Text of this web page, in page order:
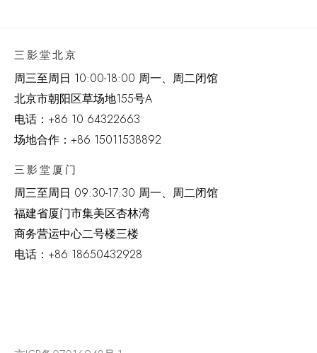
三影堂北京
周三至周日 10:00-18:00 周一、周二闭馆
北京市朝阳区草场地155号A
电话： +86 10 64322663
场地合作：+86 15011538892
三影堂厦门
周三至周日 09:30-17:30 周一、周二闭馆
福建省厦门市集美区杏林湾
商务营运中心二号楼三楼
电话： +86 18650432928